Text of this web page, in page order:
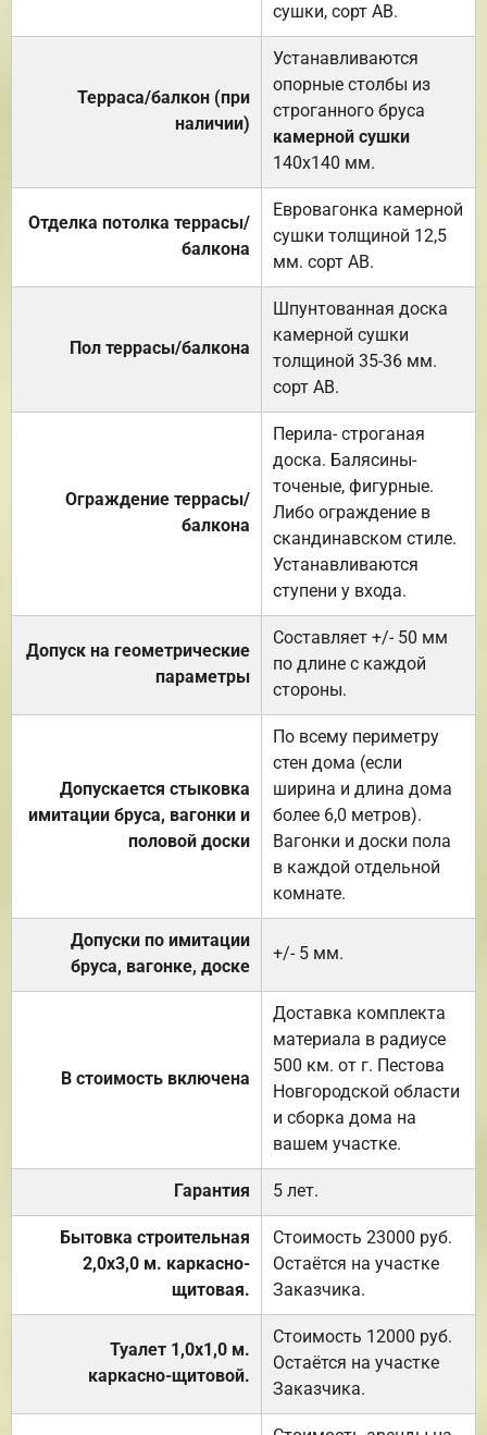
сушки, сорт АВ.
Терраса/балкон (при
наличии)
Устанавливаются
опорные столбы из
строганного бруса
камерной сушки
140х140 мм.
Отделка потолка террасы/
балкона
Евровагонка камерной
сушки толщиной 12,5
мм. сорт АВ.
Пол террасы/балкона
Шпунтованная доска
камерной сушки
толщиной 35-36 мм.
сорт АВ.
Ограждение террасы/
балкона
Перила- строганая
доска. Балясины-
точеные, фигурные.
Либо ограждение в
скандинавском стиле.
Устанавливаются
ступени у входа.
Допуск на геометрические
параметры
Составляет +/- 50 мм
по длине с каждой
стороны.
Допускается стыковка
имитации бруса, вагонки и
половой доски
По всему периметру
стен дома (если
ширина и длина дома
более 6,0 метров).
Вагонки и доски пола
в каждой отдельной
комнате.
Допуски по имитации
бруса, вагонке, доске
+/- 5 мм.
В стоимость включена
Доставка комплекта
материала в радиусе
500 км. от г. Пестова
Новгородской области
и сборка дома на
вашем участке.
Гарантия 5 лет.
Бытовка строительная
2,0х3,0 м. каркасно-
щитовая.
Стоимость 23000 руб.
Остаётся на участке
Заказчика.
Туалет 1,0х1,0 м.
каркасно-щитовой.
Стоимость 12000 руб.
Остаётся на участке
Заказчика.